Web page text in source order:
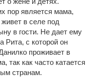
пор является мама,
в селе под
в гости. Не дает ему
Рита, с которой он
проживает в
так как часто катается
странам.